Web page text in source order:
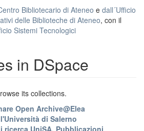
Bibliotecario di Ateneo e dall´Ufficio
delle Biblioteche di Ateneo, con il
Sistemi Tecnologici
in DSpace
its collections.
Open Archive@Elea
di Salerno
ricerca UniSA. Pubblicazioni